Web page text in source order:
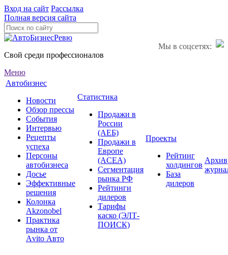
Вход на сайт Рассылка
Полная версия сайта
Мы в соцсетях:
Свой среди профессионалов
Меню
Автобизнес
Новости
Обзор прессы
События
Интервью
Рецепты
успеха
Персоны
автобизнеса
Досье
Эффективные
решения
Колонка
Akzonobel
Практика
рынка от
Аvito Авто
Статистика
Продажи в
России
(АЕБ)
Продажи в
Европе
(ACEA)
Сегментация
рынка РФ
Рейтинги
дилеров
Тарифы
каско (ЭЛТ-
ПОИСК)
Проекты
Рейтинг
холдингов
База
дилеров
Архив